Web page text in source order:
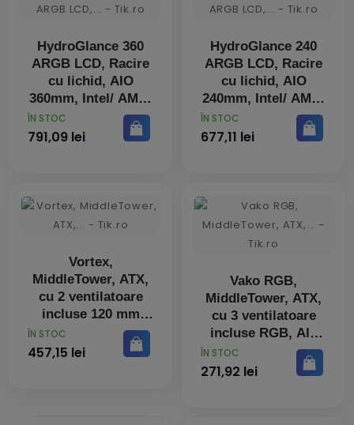
HydroGlance 360
ARGB LCD, Racire
cu lichid, AIO
360mm, Intel/ AMD,
PRET
ÎN STOC
791,09 lei
HydroGlance 240
ARGB LCD, Racire
cu lichid, AIO
240mm, Intel/ AMD,
PRET
ÎN STOC
677,11 lei
Vortex,
MiddleTower, ATX,
cu 2 ventilatoare
incluse 120 mm
RGB, Negru
PRET
ÎN STOC
457,15 lei
Vako RGB,
MiddleTower, ATX,
cu 3 ventilatoare
incluse RGB, Alb
PRET
ÎN STOC
271,92 lei